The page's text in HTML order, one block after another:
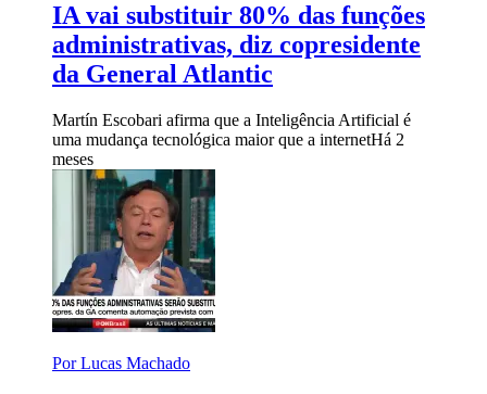
IA vai substituir 80% das funções
administrativas, diz copresidente
da General Atlantic
Martín Escobari afirma que a Inteligência Artificial é
uma mudança tecnológica maior que a internetHá 2
meses
Por Lucas Machado